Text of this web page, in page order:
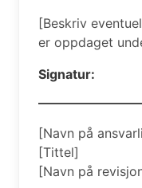
[Beskriv
er oppdaget
Signatur:
[Navn på
[Tittel]
[Navn på